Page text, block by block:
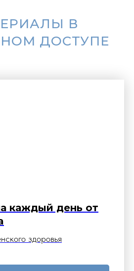
В
ДОСТУПЕ
каждый день от
здоровья